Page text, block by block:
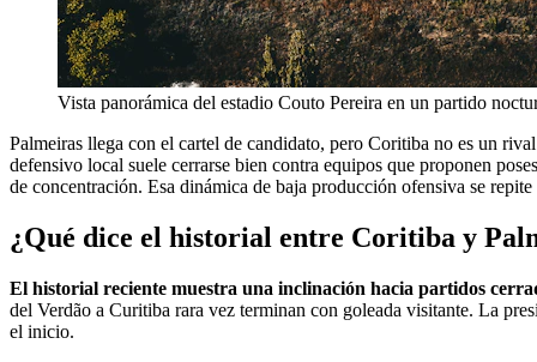
Vista panorámica del estadio Couto Pereira en un partido
Palmeiras llega con el cartel de candidato, pero Coritiba no es un
defensivo local suele cerrarse bien contra equipos que proponen
de concentración. Esa dinámica de baja producción ofensiva se
¿Qué dice el historial entre Coritiba y
El historial reciente muestra una inclinación hacia partidos
del Verdão a Curitiba rara vez terminan con goleada visitante. La
el inicio.